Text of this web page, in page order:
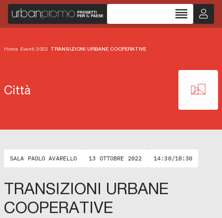
reorder
Home/Eventi 2022/TRANSIZIONI URBANE COOPERATIVE
Città
SALA PAOLO AVARELLO 13 OTTOBRE 2022 14:30/18:30
TRANSIZIONI URBANE
COOPERATIVE